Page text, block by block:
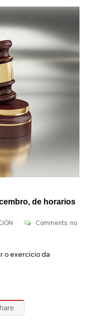
de horarios
Comments: no
o exercicio da